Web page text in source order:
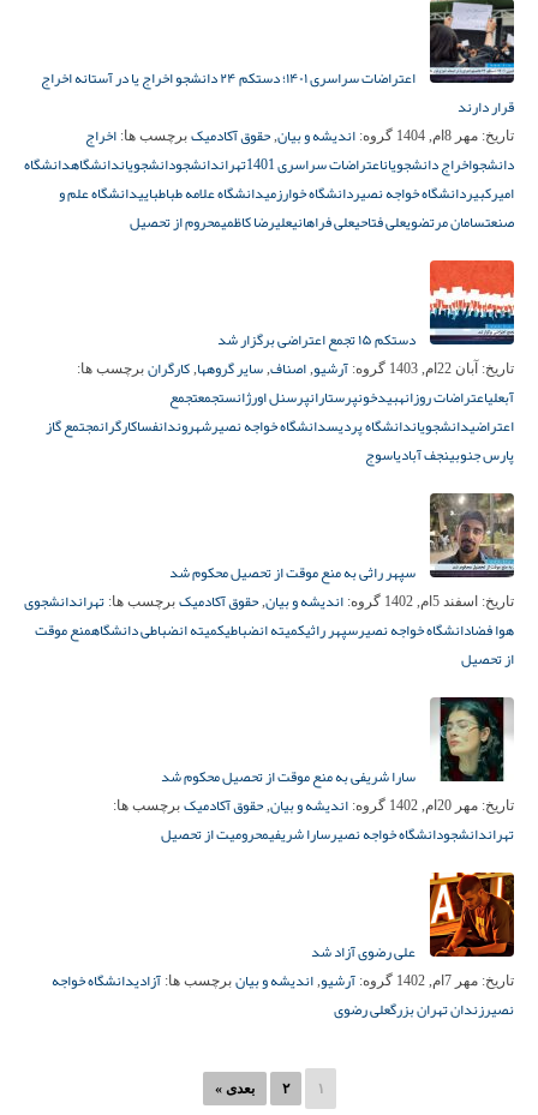
اعتراضات سراسری ۱۴۰۱؛ دستکم ۲۴ دانشجو اخراج یا در آستانه اخراج
قرار دارند
تاریخ: مهر 8ام, 1404 گروه: اندیشه و بیان, حقوق آکادمیک برچسب ها: اخراج
دانشجواخراج دانشجویاناعتراضات سراسری 1401 تهراندانشجودانشجویاندانشگاهدانشگاه
امیرکبیردانشگاه خواجه نصیردانشگاه خوارزمیدانشگاه علامه طباطباییدانشگاه علم و
صنعتسامان مرتضویعلی فتاحیعلی فراهانیعلیرضا کاظمیمحروم از تحصیل
دستکم ۱۵ تجمع اعتراضی برگزار شد
تاریخ: آبان 22ام, 1403 گروه: آرشیو, اصناف, سایر گروهها, کارگران برچسب ها:
آبعلیاعتراضات روزانهبیدخونپرستارانپرسنل اورژانستجمعتجمع
اعتراضیدانشجویاندانشگاه پردیسدانشگاه خواجه نصیرشهروندانفساکارگرانمجتمع گاز
پارس جنوبینجف آبادیاسوج
سپهر راثی به منع موقت از تحصیل محکوم شد
تاریخ: اسفند 5ام, 1402 گروه: اندیشه و بیان, حقوق آکادمیک برچسب ها: تهراندانشجوی
هوا فضادانشگاه خواجه نصیرسپهر راثیکمیته انضباطیکمیته انضباطی دانشگاهمنع موقت
از تحصیل
سارا شریفی به منع موقت از تحصیل محکوم شد
تاریخ: مهر 20ام, 1402 گروه: اندیشه و بیان, حقوق آکادمیک برچسب ها:
تهراندانشجودانشگاه خواجه نصیرسارا شریفیمحرومیت از تحصیل
علی رضوی آزاد شد
تاریخ: مهر 7ام, 1402 گروه: آرشیو, اندیشه و بیان برچسب ها: آزادیدانشگاه خواجه
نصیرزندان تهران بزرگعلی رضوی
۱ ۲ بعدی »